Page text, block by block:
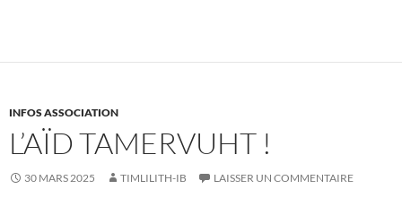
INFOS ASSOCIATION
L’AÏD TAMERVUHT !
30 MARS 2025 TIMLILITH-IB LAISSER UN COMMENTAIRE